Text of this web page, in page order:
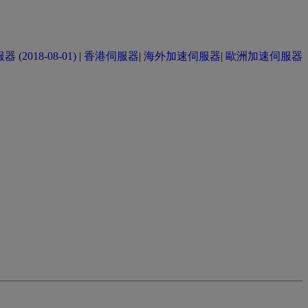
(2018-08-01) | 香港伺服器| 海外加速伺服器| 歐洲加速伺服器